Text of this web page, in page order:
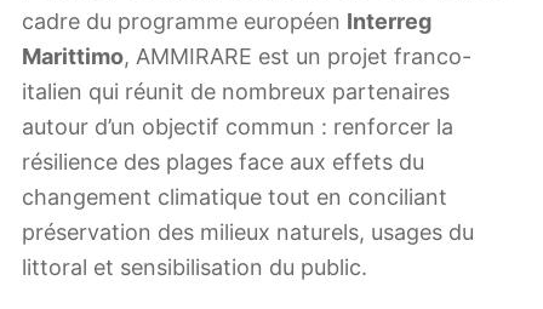
cadre du programme européen Interreg
Marittimo, AMMIRARE est un projet franco-
italien qui réunit de nombreux partenaires
autour d’un objectif commun : renforcer la
résilience des plages face aux effets du
changement climatique tout en conciliant
préservation des milieux naturels, usages du
littoral et sensibilisation du public.